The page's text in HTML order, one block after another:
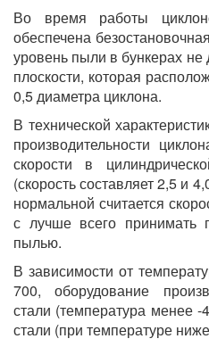
Во время работы
обеспечена
уровень пыли в бункерах
плоскости, которая
0,5 диаметра циклона.
В технической
производительности
скорости в
(скорость составляет 2,5 и
нормальной считается
с лучше всего принимать
пылью.
В зависимости от
700, оборудование
стали (температура менее -
стали (при температуре